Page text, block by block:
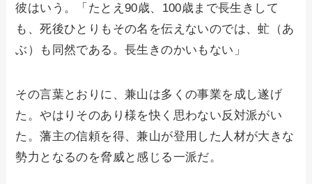
彼はいう。「たとえ90歳、100歳まで長生きして
も、死後ひとりもその名を伝えないのでは、虻（あ
ぶ）も同然である。長生きのかいもない」
その言葉とおりに、兼山は多くの事業を成し遂げ
た。やはりそのあり様を快く思わない反対派がい
た。藩主の信頼を得、兼山が登用した人材が大きな
勢力となるのを脅威と感じる一派だ。